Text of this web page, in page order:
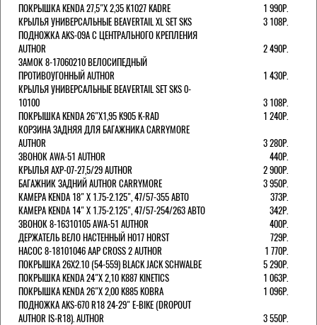
ПОКРЫШКА KENDA 27,5"Х 2,35 K1027 KADRE
1 990Р.
КРЫЛЬЯ УНИВЕРСАЛЬНЫЕ BEAVERTAIL XL SET SKS
3 108Р.
ПОДНОЖКА AKS-09A C ЦЕНТРАЛЬНОГО КРЕПЛЕНИЯ
AUTHOR
2 490Р.
ЗАМОК 8-17060210 ВЕЛОСИПЕДНЫЙ
ПРОТИВОУГОННЫЙ AUTHOR
1 430Р.
КРЫЛЬЯ УНИВЕРСАЛЬНЫЕ BEAVERTAIL SET SKS 0-
10100
3 108Р.
ПОКРЫШКА KENDA 26"Х1,95 K905 K-RAD
1 240Р.
КОРЗИНА ЗАДНЯЯ ДЛЯ БАГАЖНИКА CARRYMORE
AUTHOR
3 280Р.
ЗВОНОК AWA-51 AUTHOR
440Р.
КРЫЛЬЯ AXP-07-27,5/29 AUTHOR
2 900Р.
БАГАЖНИК ЗАДНИЙ AUTHOR CARRYMORE
3 950Р.
КАМЕРА KENDA 18" Х 1.75-2.125", 47/57-355 АВТО
373Р.
КАМЕРА KENDA 14" Х 1.75-2.125", 47/57-254/263 АВТО
342Р.
ЗВОНОК 8-16310105 AWA-51 AUTHOR
400Р.
ДЕРЖАТЕЛЬ ВЕЛО НАСТЕННЫЙ H017 HORST
729Р.
НАСОС 8-18101046 AAP CROSS 2 AUTHOR
1 770Р.
ПОКРЫШКА 26X2.10 (54-559) BLACK JACK SCHWALBE
5 290Р.
ПОКРЫШКА KENDA 24"Х 2,10 K887 KINETICS
1 063Р.
ПОКРЫШКА KENDA 26"Х 2,00 K885 KOBRA
1 096Р.
ПОДНОЖКА AKS-670 R18 24-29" E-BIKE (DROPOUT
AUTHOR IS-R18). AUTHOR
3 550Р.